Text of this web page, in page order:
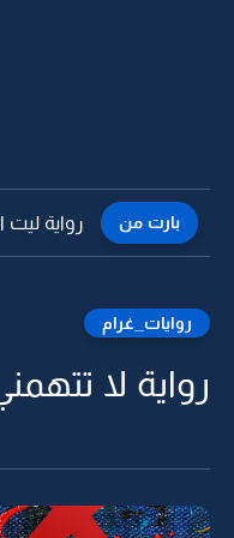
بارت من
روايات_غرام
رواية لا